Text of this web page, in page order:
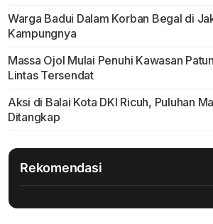
Warga Badui Dalam Korban Begal di
Kampungnya
Massa Ojol Mulai Penuhi Kawasan
Lintas Tersendat
Aksi di Balai Kota DKI Ricuh, Puluhan
Ditangkap
Rekomendasi